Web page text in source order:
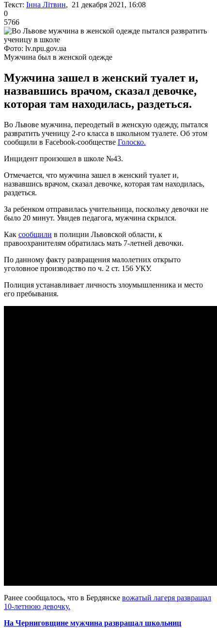
Текст: Інна Літвин, 21 декабря 2021, 16:08
0
5766
Фото: lv.npu.gov.ua
Мужчина был в женской одежде
Мужчина зашел в женский туалет и,
назвавшись врачом, сказал девочке,
которая там находилась, раздеться.
Во Львове мужчина, переодетый в женскую одежду, пытался
развратить ученицу 2-го класса в школьном туалете. Об этом
сообщили в Facebook-сообществе Голоско.
Инцидент произошел в школе №43.
Отмечается, что мужчина зашел в женский туалет и,
назвавшись врачом, сказал девочке, которая там находилась,
раздеться.
За ребенком отправилась учительница, поскольку девочки не
было 20 минут. Увидев педагога, мужчина скрылся.
Как сообщили в полиции Львовской области, к
правоохранителям обратилась мать 7-летней девочки.
По данному факту развращения малолетних открыто
уголовное производство по ч. 2 ст. 156 УКУ.
Полиция устанавливает личность злоумышленника и место
его пребывания.
Ранее сообщалось, что в Бердянске вожатый лагеря развращал
10-летнюю девочку.
На Черниговщине мужчина развращал школьниц